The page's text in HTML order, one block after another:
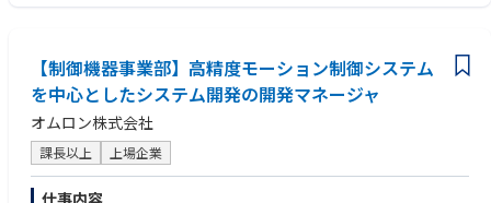
ャー、ファイナンシャルデータアーキテクト、財務部門、経営企画部門
等【制御機器事業部】高精度モーション制御システム
を中心としたシステム開発の開発マネージャ
オムロン株式会社
課長以上 上場企業